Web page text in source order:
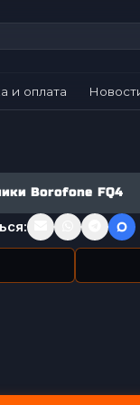
и оплата
Borofone FQ4